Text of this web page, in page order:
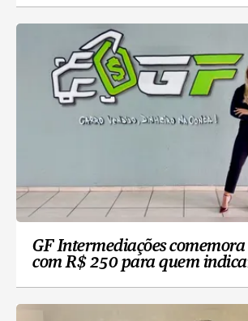
GF Intermediações comemora
com R$ 250 para quem